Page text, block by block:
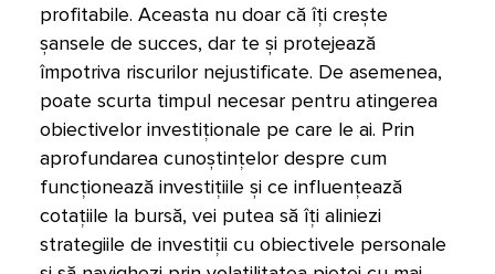
profitabile. Aceasta nu doar că îți crește
șansele de succes, dar te și protejează
împotriva riscurilor nejustificate. De asemenea,
poate scurta timpul necesar pentru atingerea
obiectivelor investiționale pe care le ai. Prin
aprofundarea cunoștințelor despre cum
funcționează investițiile și ce influențează
cotațiile la bursă, vei putea să îți aliniezi
strategiile de investiții cu obiectivele personale